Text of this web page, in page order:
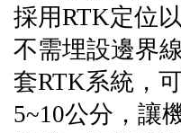
採用RTK定位
不需埋設邊界
套RTK系統，
5~10公分，讓